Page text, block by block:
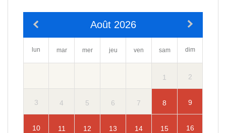
Août 2026
lun mar mer jeu ven sam dim
1 2
3 4 5 6 7 8 9
10 11 12 13 14 15 16